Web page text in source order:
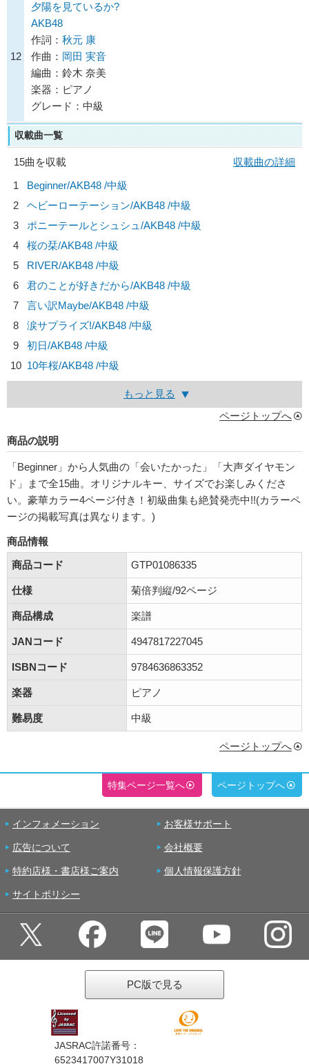
12
夕陽を見ているか?
AKB48
作詞： 秋元 康
作曲： 岡田 実音
編曲：鈴木 奈美
楽器：ピアノ
グレード：中級
収載曲一覧
15曲を収載
収載曲の詳細
1
Beginner/AKB48 /中級
2
ヘビーローテーション/AKB48 /中級
3
ポニーテールとシュシュ/AKB48 /中級
4
桜の栞/AKB48 /中級
5
RIVER/AKB48 /中級
6
君のことが好きだから/AKB48 /中級
7
言い訳Maybe/AKB48 /中級
8
涙サプライズ!/AKB48 /中級
9
初日/AKB48 /中級
10 10年桜/AKB48 /中級
もっと見る
ページトップへ
商品の説明
「Beginner」から人気曲の「会いたかった」「大声ダイヤモン
ド」まで全15曲。オリジナルキー、サイズでお楽しみくださ
い。豪華カラー4ページ付き！初級曲集も絶賛発売中!!(カラーペ
ージの掲載写真は異なります。)
商品情報
商品コード
GTP01086335
仕様 菊倍判縦/92ページ
商品構成 楽譜
JANコード 4947817227045
ISBNコード 9784636863352
楽器 ピアノ
難易度 中級
ページトップへ
特集ページ一覧へ ページトップへ
インフォメーション お客様サポート
広告について 会社概要
特約店様・書店様ご案内 個人情報保護方針
サイトポリシー
PC版で見る
JASRAC許諾番号：
6523417007Y31018